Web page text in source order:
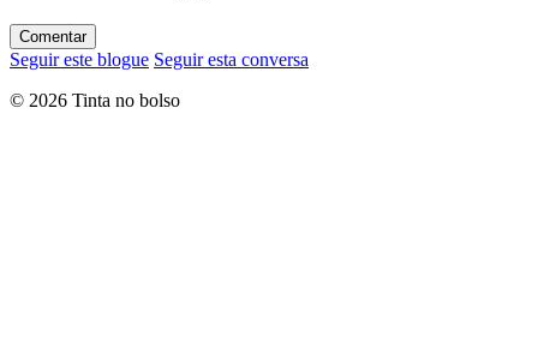
Comentar
Seguir este blogue Seguir esta conversa
© 2026 Tinta no bolso